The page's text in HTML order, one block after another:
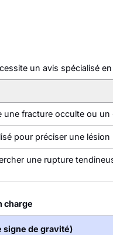
un avis spécialisé
une fracture occulte ou un
pour préciser une lésion
une rupture
charge
signe de gravité)